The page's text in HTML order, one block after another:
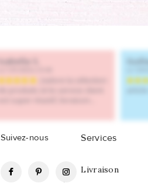
Suivez-nous
FacebookPinterestInstagram
Services
Livraison